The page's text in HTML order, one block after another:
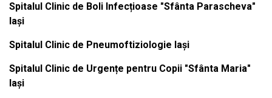
Spitalul Clinic de Boli Infecțioase "Sfânta Parascheva"
Iași
Spitalul Clinic de Pneumoftiziologie Iași
Spitalul Clinic de Urgențe pentru Copii "Sfânta Maria"
Iași